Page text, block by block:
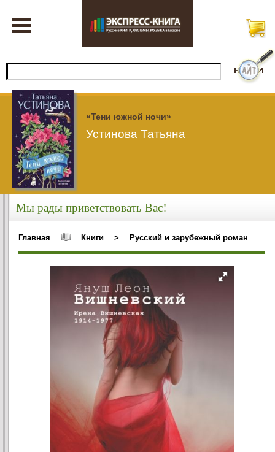
«Тени южной ночи»
Устинова Татьяна
Мы рады приветствовать Вас!
Главная Книги > Русский и зарубежный роман